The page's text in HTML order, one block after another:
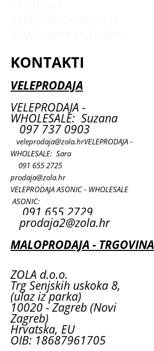
KONTAKTI
VELEPRODAJA
VELEPRODAJA -
WHOLESALE: Suzana
097 737 0903
veleprodaja@zola.hrVELEPRODAJA -
WHOLESALE: Sara
091 655 2725
prodaja@zola.hr
VELEPRODAJA ASONIC - WHOLESALE
ASONIC:
091 655 2729
prodaja2@zola.hr
MALOPRODAJA - TRGOVINA
ZOLA d.o.o.
Trg Senjskih uskoka 8,
(ulaz iz parka)
10020 - Zagreb (Novi
Zagreb)
Hrvatska, EU
OIB: 18687961705